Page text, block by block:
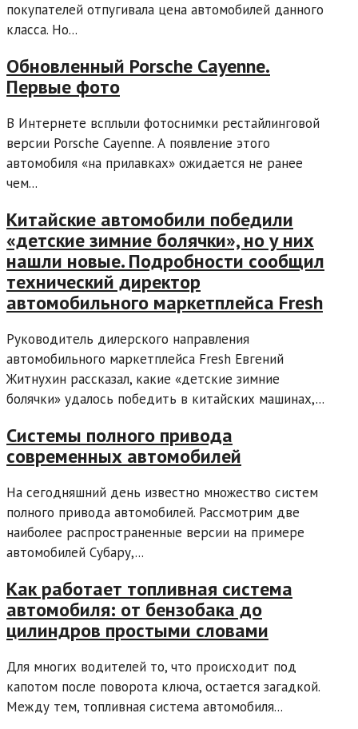
покупателей отпугивала цена автомобилей данного
класса. Но...
Обновленный Porsche Cayenne.
Первые фото
В Интернете всплыли фотоснимки рестайлинговой
версии Porsche Cayenne. А появление этого
автомобиля «на прилавках» ожидается не ранее
чем...
Китайские автомобили победили
«детские зимние болячки», но у них
нашли новые. Подробности сообщил
технический директор
автомобильного маркетплейса Fresh
Руководитель дилерского направления
автомобильного маркетплейса Fresh Евгений
Житнухин рассказал, какие «детские зимние
болячки» удалось победить в китайских машинах,...
Системы полного привода
современных автомобилей
На сегодняшний день известно множество систем
полного привода автомобилей. Рассмотрим две
наиболее распространенные версии на примере
автомобилей Субару,...
Как работает топливная система
автомобиля: от бензобака до
цилиндров простыми словами
Для многих водителей то, что происходит под
капотом после поворота ключа, остается загадкой.
Между тем, топливная система автомобиля...